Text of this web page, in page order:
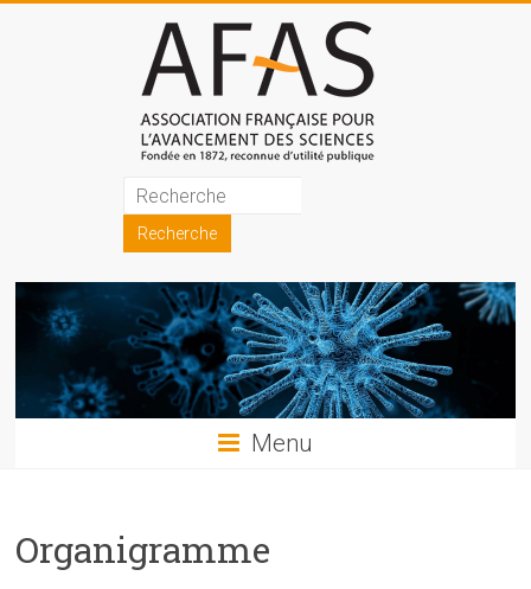
Association
française
pour
l'avancement
des
sciences
les
sciences
Menu
Organigramme